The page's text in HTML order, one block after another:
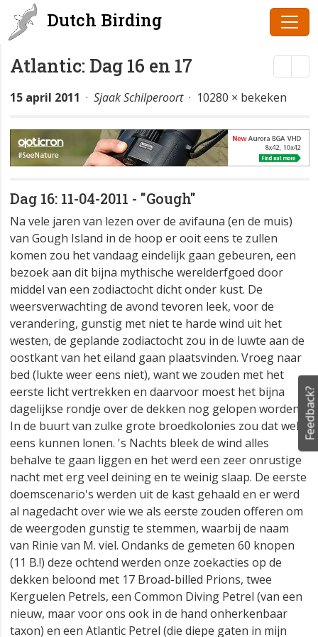
Dutch Birding
Atlantic: Dag 16 en 17
15 april 2011 · Sjaak Schilperoort· 10280 × bekeken
Dag 16: 11-04-2011 - "Gough"
Na vele jaren van lezen over de avifauna (en de muis)
van Gough Island in de hoop er ooit eens te zullen
komen zou het vandaag eindelijk gaan gebeuren, een
bezoek aan dit bijna mythische werelderfgoed door
middel van een zodiactocht dicht onder kust. De
weersverwachting de avond tevoren leek, voor de
verandering, gunstig met niet te harde wind uit het
westen, de geplande zodiactocht zou in de luwte aan de
oostkant van het eiland gaan plaatsvinden. Vroeg naar
bed (lukte weer eens niet), want we zouden met het
eerste licht vertrekken en daarvoor moest het bijna
dagelijkse rondje over de dekken nog gelopen worden.
In de buurt van zulke grote broedkolonies zou dat wel
eens kunnen lonen. 's Nachts bleek de wind alles
behalve te gaan liggen en het werd een zeer onrustige
nacht met erg veel deining en te weinig slaap. De eerste
doemscenario's werden uit de kast gehaald en er werd
al nagedacht over wie we als eerste zouden offeren om
de weergoden gunstig te stemmen, waarbij de naam
van Rinie van M. viel. Ondanks de gemeten 60 knopen
(11 B.!) deze ochtend werden onze zoekacties op de
dekken beloond met 17 Broad-billed Prions, twee
Kerguelen Petrels, een Common Diving Petrel (van een
nieuw, maar voor ons ook in de hand onherkenbaar
taxon) en een Atlantic Petrel (die diepe gaten in mijn
Feedback?